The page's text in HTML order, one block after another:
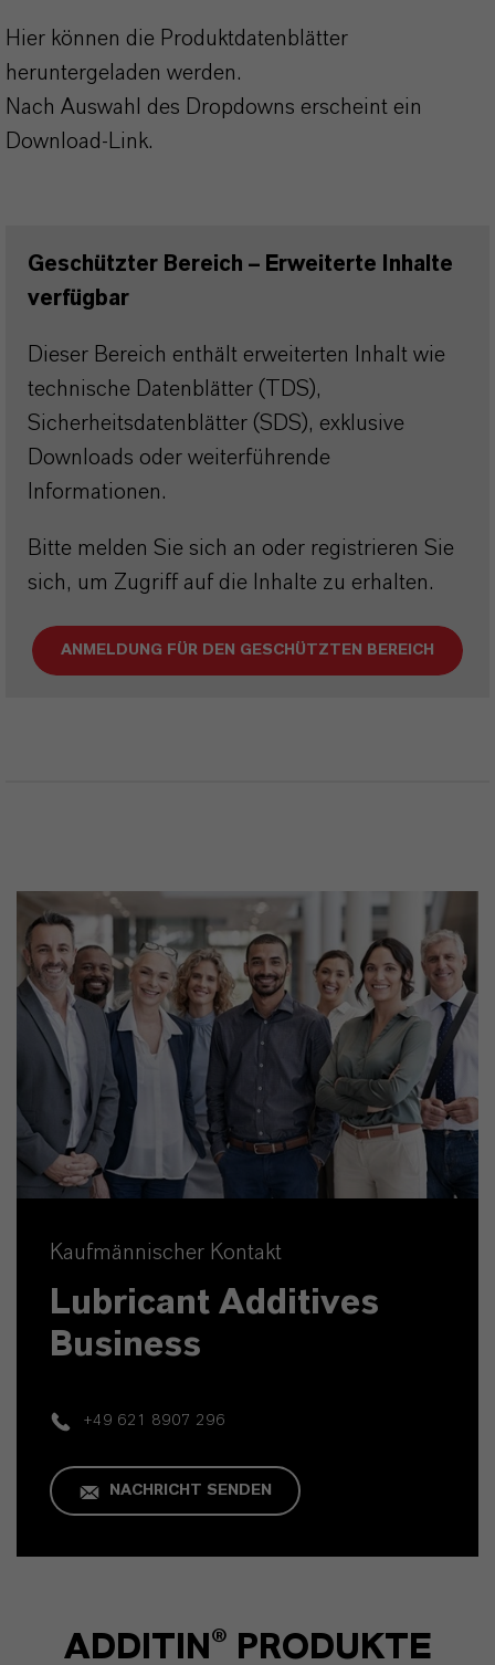
Hier können die Produktdatenblätter
heruntergeladen werden.
Nach Auswahl des Dropdowns erscheint ein
Download-Link.
Geschützter Bereich – Erweiterte Inhalte
verfügbar
Dieser Bereich enthält erweiterten Inhalt wie
technische Datenblätter (TDS),
Sicherheitsdatenblätter (SDS), exklusive
Downloads oder weiterführende
Informationen.
Bitte melden Sie sich an oder registrieren Sie
sich, um Zugriff auf die Inhalte zu erhalten.
ANMELDUNG FÜR DEN GESCHÜTZTEN BEREICH
Kaufmännischer Kontakt
Lubricant Additives
Business
+49 621 8907 296
NACHRICHT SENDEN
ADDITIN® PRODUKTE